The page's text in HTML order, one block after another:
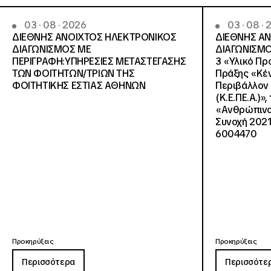
03 · 08 · 2026
ΔΙΕΘΝΗΣ ΑΝΟΙΧΤΟΣ ΗΛΕΚΤΡΟΝΙΚΟΣ
ΔΙΑΓΩΝΙΣΜΟΣ ΜΕ
ΠΕΡΙΓΡΑΦΗ:ΥΠΗΡΕΣΙΕΣ METAΣΤΕΓΑΣΗΣ
ΤΩΝ ΦΟΙΤΗΤΩΝ/ΤΡΙΩΝ ΤΗΣ
ΦΟΙΤΗΤΙΚΗΣ ΕΣΤΙΑΣ ΑΘΗΝΩΝ
Προκηρύξεις
Περισσότερα
03 · 08 ·
ΔΙΕΘΝΗΣ
3 «Υλικό
Πράξης
Περιβάλλον
(Κ.Ε.ΠΕ.Α.)»,
«Ανθρώπινο
Συνοχή
6004470
Προκηρύξεις